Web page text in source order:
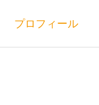
プロフィール